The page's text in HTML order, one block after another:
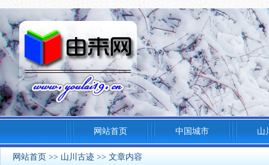
网站首页 中国城市 山
网站首页 >> 山川古迹 >> 文章内容